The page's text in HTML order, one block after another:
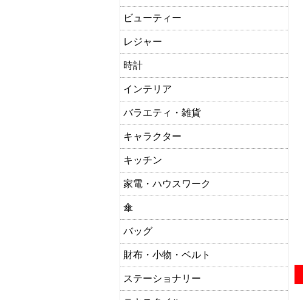
ビューティー
レジャー
時計
インテリア
バラエティ・雑貨
キャラクター
キッチン
家電・ハウスワーク
傘
バッグ
財布・小物・ベルト
ステーショナリー